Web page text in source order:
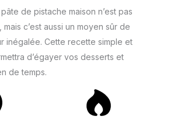
de pistache maison n’est pas
c’est aussi un moyen sûr de
inégalée. Cette recette simple et
d’égayer vos desserts et
de temps.